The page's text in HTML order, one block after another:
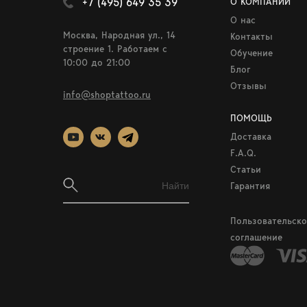
Москва, Народная ул., 14
строение 1. Работаем c
10:00 до 21:00
info@shoptattoo.ru
О нас
Контакты
Обучение
Блог
Отзывы
ПОМОЩЬ
Доставка
F.A.Q.
Статьи
Гарантия
соглашение